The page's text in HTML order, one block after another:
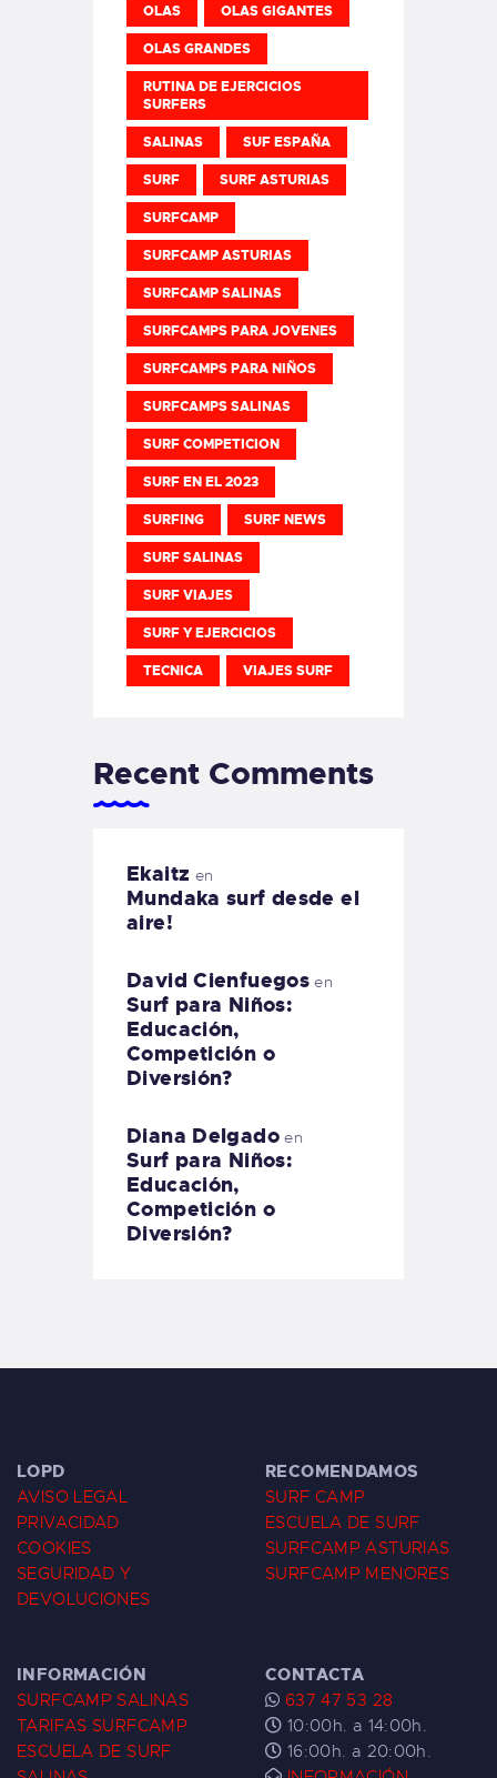
OLAS OLAS GIGANTES
OLAS GRANDES
RUTINA DE EJERCICIOS
SURFERS
SALINAS SUF ESPAÑA
SURF SURF ASTURIAS
SURFCAMP
SURFCAMP ASTURIAS
SURFCAMP SALINAS
SURFCAMPS PARA JOVENES
SURFCAMPS PARA NIÑOS
SURFCAMPS SALINAS
SURF COMPETICION
SURF EN EL 2023
SURFING SURF NEWS
SURF SALINAS
SURF VIAJES
SURF Y EJERCICIOS
TECNICA VIAJES SURF
Recent Comments
Ekaitz en
Mundaka surf desde el
aire!
David Cienfuegos en
Surf para Niños:
Educación,
Competición o
Diversión?
Diana Delgadoen
Surf para Niños:
Educación,
Competición o
Diversión?
LOPD
AVISO LEGAL
PRIVACIDAD
COOKIES
SEGURIDAD Y
DEVOLUCIONES
RECOMENDAMOS
SURF CAMP
ESCUELA DE SURF
SURFCAMP ASTURIAS
SURFCAMP MENORES
INFORMACIÓN
SURFCAMP SALINAS
TARIFAS SURFCAMP
ESCUELA DE SURF
CONTACTA
637 47 53 28
10:00h. a 14:00h.
16:00h. a 20:00h.